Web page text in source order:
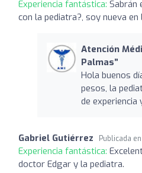
Experiencia fantástica: Sabrán
con la pediatra?, soy nueva en
Atención
Palmas”
Hola buenos
pesos, la
de experiencia
Gabriel Gutiérrez Publicada en
Experiencia fantástica:
doctor Edgar y la pediatra.